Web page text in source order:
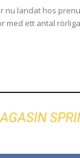
nu landat hos
med ett antal